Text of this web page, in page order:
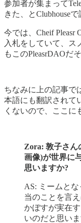
参加者が集まって
きた、とClubhouse
今では、Cheif Pleasr
入札をしていて、ス
もこのPleasrDAOだ
ちなみに上の記事で
本語にも翻訳されて
くないので、ここに
Zora: 敦子さん
画像)が世界に
思いますか?
AS: ミームと
当のことを言
かぼすが実在
いのだと思い